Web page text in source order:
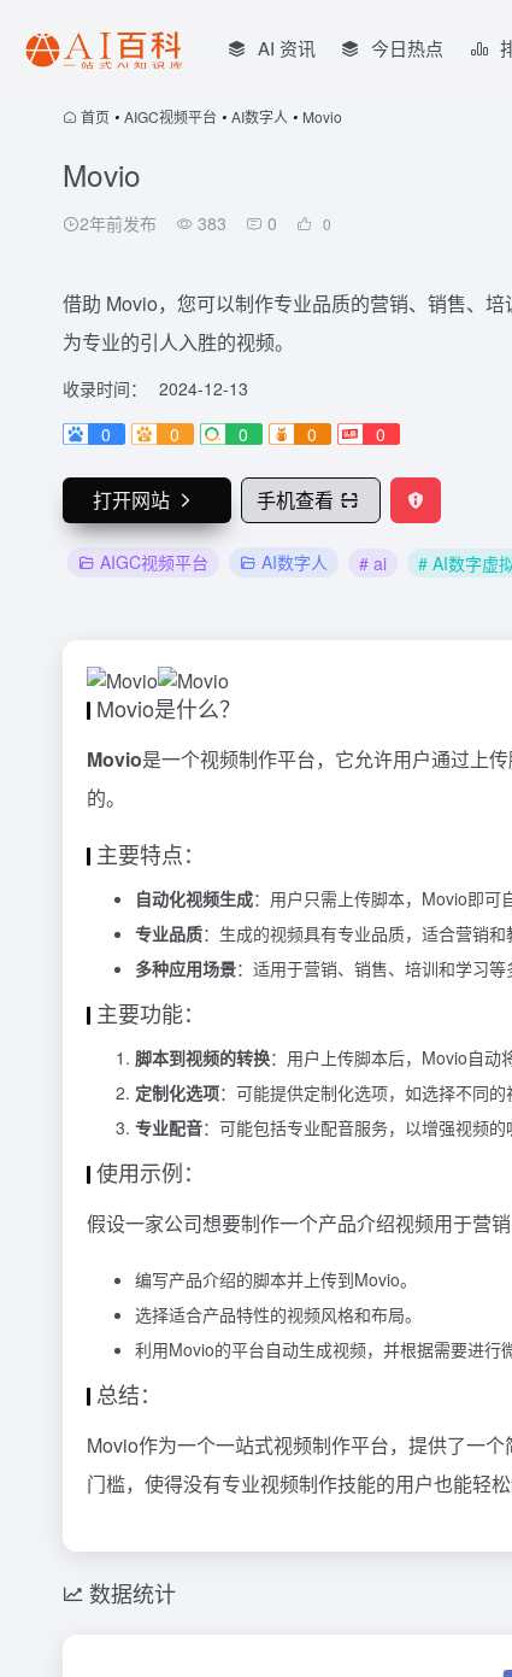
AI 资讯 今日热点
首页 • AIGC视频平台 • AI数字人 • Movio
Movio
2年前发布 383 0 0
借助 Movio，您可以制作专业品质的营销、销售、
为专业的引人入胜的视频。
收录时间：
2024-12-13
0
0 0 0 0
打开网站 手机查看
AIGC视频平台 AI数字人 # ai # AI数字虚
Movio是什么？
Movio是一个视频制作平台，它允许用户通过上
的。
主要特点：
自动化视频生成：用户只需上传脚本，Movio即可
专业品质：生成的视频具有专业品质，适合营销和
多种应用场景：适用于营销、销售、培训和学习等
主要功能：
脚本到视频的转换：用户上传脚本后，Movio自动
定制化选项：可能提供定制化选项，如选择不同的
专业配音：可能包括专业配音服务，以增强视频的
使用示例：
假设一家公司想要制作一个产品介绍视频用于营销
编写产品介绍的脚本并上传到Movio。
选择适合产品特性的视频风格和布局。
利用Movio的平台自动生成视频，并根据需要进行
总结：
Movio作为一个一站式视频制作平台，提供了一
门槛，使得没有专业视频制作技能的用户也能轻
数据统计